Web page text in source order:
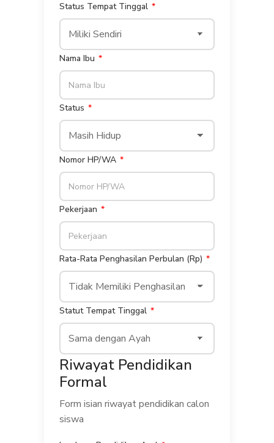
Status Tempat Tinggal
Nama Ibu
Status
Nomor HP/WA
Pekerjaan
Rata-Rata Penghasilan Perbulan (Rp)
Statut Tempat Tinggal
Riwayat Pendidikan
Formal
Form isian riwayat pendidikan calon
siswa